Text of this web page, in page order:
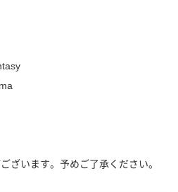
ざいます。予めご了承ください。